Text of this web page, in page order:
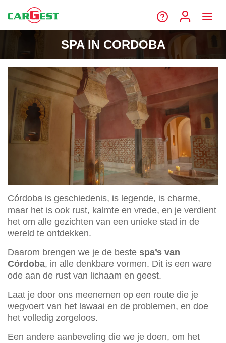
SPA IN CORDOBA
Córdoba is geschiedenis, is legende, is charme,
maar het is ook rust, kalmte en vrede, en je verdient
het om alle gezichten van een unieke stad in de
wereld te ontdekken.
Daarom brengen we je de beste spa’s van
Córdoba, in alle denkbare vormen. Dit is een ware
ode aan de rust van lichaam en geest.
Laat je door ons meenemen op een route die je
wegvoert van het lawaai en de problemen, en doe
het volledig zorgeloos.
Een andere aanbeveling die we je doen, om het